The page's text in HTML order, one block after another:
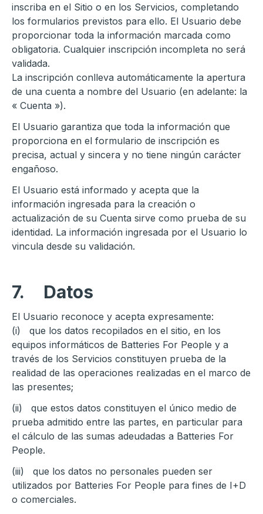
inscriba en el Sitio o en los Servicios, completando
los formularios previstos para ello. El Usuario debe
proporcionar toda la información marcada como
obligatoria. Cualquier inscripción incompleta no será
validada.
La inscripción conlleva automáticamente la apertura
de una cuenta a nombre del Usuario (en adelante: la
« Cuenta »).
El Usuario garantiza que toda la información que
proporciona en el formulario de inscripción es
precisa, actual y sincera y no tiene ningún carácter
engañoso.
El Usuario está informado y acepta que la
información ingresada para la creación o
actualización de su Cuenta sirve como prueba de su
identidad. La información ingresada por el Usuario lo
vincula desde su validación.
7. Datos
El Usuario reconoce y acepta expresamente:
(i) que los datos recopilados en el sitio, en los
equipos informáticos de Batteries For People y a
través de los Servicios constituyen prueba de la
realidad de las operaciones realizadas en el marco de
las presentes;
(ii) que estos datos constituyen el único medio de
prueba admitido entre las partes, en particular para
el cálculo de las sumas adeudadas a Batteries For
People.
(iii) que los datos no personales pueden ser
utilizados por Batteries For People para fines de I+D
o comerciales.